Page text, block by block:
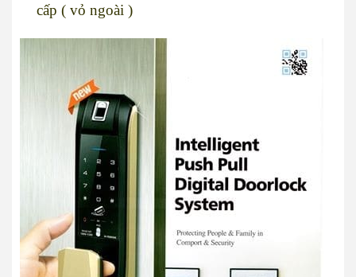
cấp ( vỏ ngoài )